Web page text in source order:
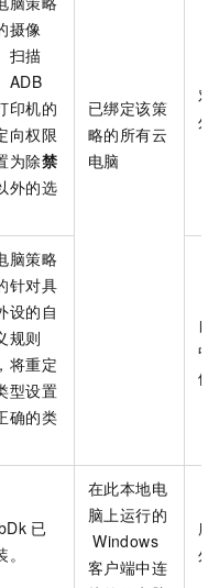
已绑定该策
略的所有云
电脑
摄像
扫描
ADB
印机的
向权限
为除禁
外的选
对
外
脑策略
针对具
设的自
规则
将重定
型设置
确的类
中
体
已
在此本地电
脑上运行的
Windows
客户端中连
所
外